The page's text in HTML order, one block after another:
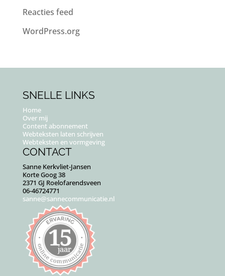
Reacties feed
WordPress.org
SNELLE LINKS
Home
Over mij
Content abonnement
Webteksten laten schrijven
Webteksten en vormgeving
CONTACT
Sanne Kerkvliet-Jansen
Korte Goog 38
2371 GJ Roelofarendsveen
06-46724771
sanne@sannecommunicatie.nl